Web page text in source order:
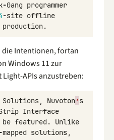
-Gang programmer
-site offline
production.
Intentionen, fortan
Windows 11 zur
APIs anzustreben:
Solutions, Nuvoton’s
Interface
be featured.
Unlike
-mapped solutions,